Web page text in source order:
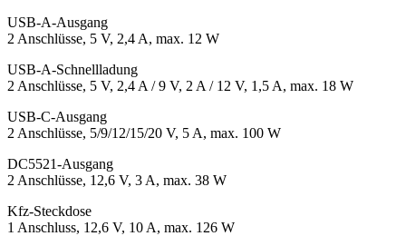
USB-A-Ausgang
2 Anschlüsse, 5 V, 2,4 A, max. 12 W
USB-A-Schnellladung
2 Anschlüsse, 5 V, 2,4 A / 9 V, 2 A / 12 V, 1,5 A, max. 18 W
USB-C-Ausgang
2 Anschlüsse, 5/9/12/15/20 V, 5 A, max. 100 W
DC5521-Ausgang
2 Anschlüsse, 12,6 V, 3 A, max. 38 W
Kfz-Steckdose
1 Anschluss, 12,6 V, 10 A, max. 126 W